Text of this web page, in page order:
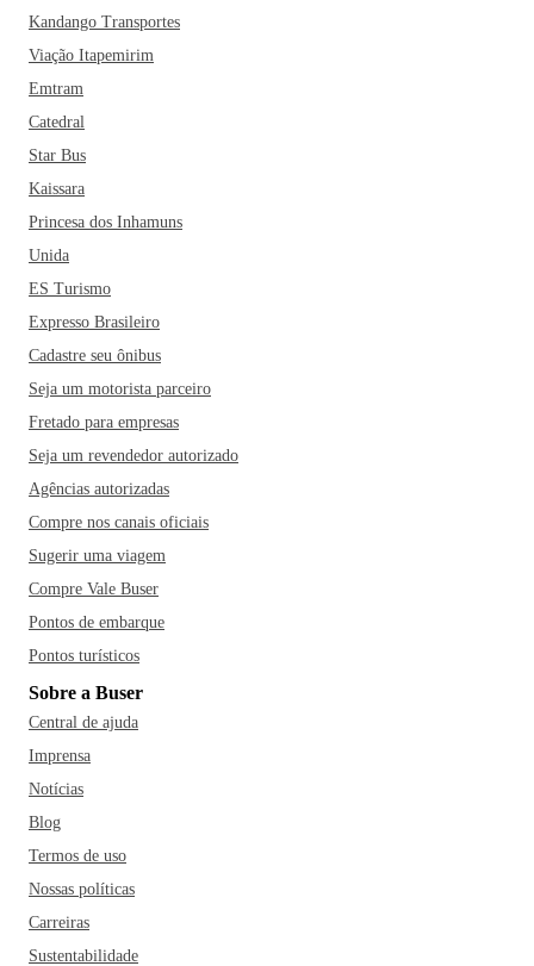
Kandango Transportes
Viação Itapemirim
Emtram
Catedral
Star Bus
Kaissara
Princesa dos Inhamuns
Unida
ES Turismo
Expresso Brasileiro
Cadastre seu ônibus
Seja um motorista parceiro
Fretado para empresas
Seja um revendedor autorizado
Agências autorizadas
Compre nos canais oficiais
Sugerir uma viagem
Compre Vale Buser
Pontos de embarque
Pontos turísticos
Sobre a Buser
Central de ajuda
Imprensa
Notícias
Blog
Termos de uso
Nossas políticas
Carreiras
Sustentabilidade